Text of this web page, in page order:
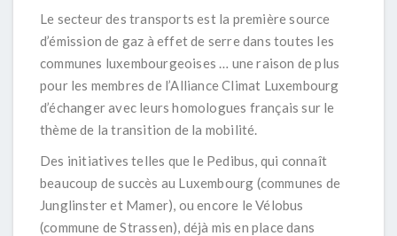
Le secteur des transports est la première source
d’émission de gaz à effet de serre dans toutes les
communes luxembourgeoises … une raison de plus
pour les membres de l’Alliance Climat Luxembourg
d’échanger avec leurs homologues français sur le
thème de la transition de la mobilité.
Des initiatives telles que le Pedibus, qui connaît
beaucoup de succès au Luxembourg (communes de
Junglinster et Mamer), ou encore le Vélobus
(commune de Strassen), déjà mis en place dans